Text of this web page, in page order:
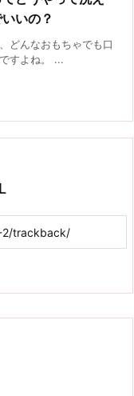
いの？
どんなおもちゃでも口
すよね。 ...